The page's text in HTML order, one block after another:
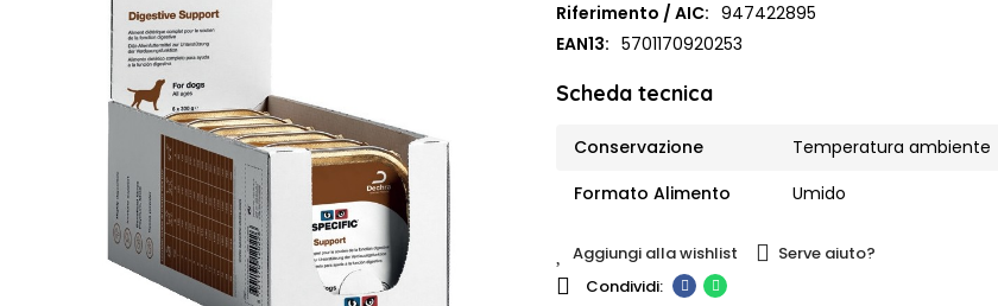
Riferimento / AIC: 947422895
EAN13: 5701170920253
Scheda tecnica
Conservazione
Temperatura ambiente
Formato Alimento
Umido
Aggiungi alla wishlist Serve aiuto?